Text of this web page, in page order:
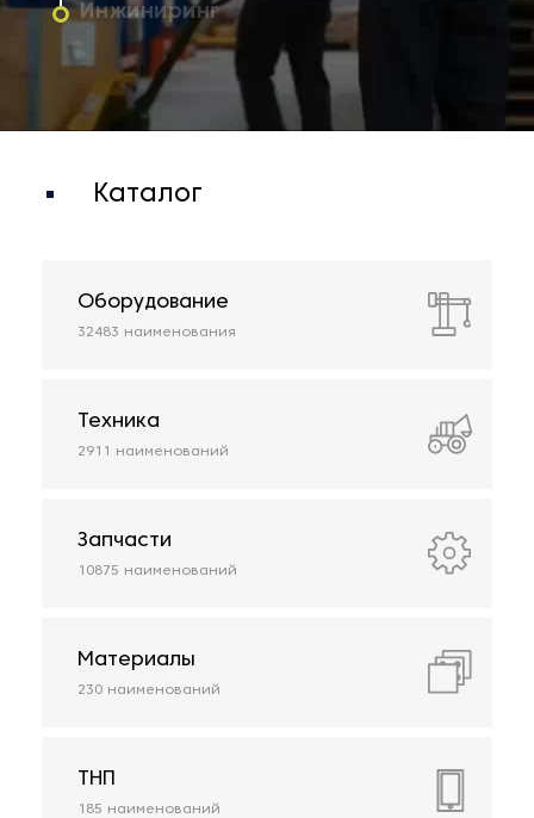
Инжиниринг
логистика
Каталог
Оборудование
32483 наименования
Техника
2911 наименований
Запчасти
10875 наименований
Материалы
230 наименований
ТНП
185 наименований